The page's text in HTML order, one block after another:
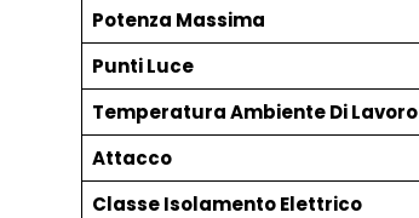
Potenza Massima
Punti Luce
Temperatura Ambiente Di Lavoro
Attacco
Classe Isolamento Elettrico